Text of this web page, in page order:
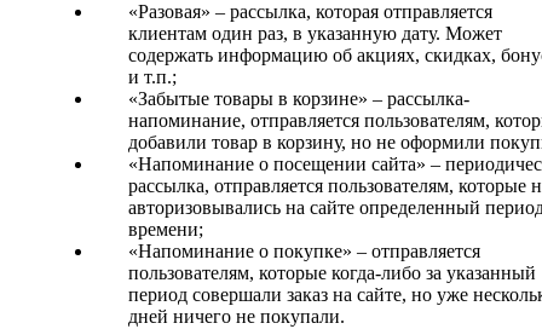
«Разовая» – рассылка, которая отправляется
клиентам один раз, в указанную дату. Может
содержать информацию об акциях, скидках,
и т.п.;
«Забытые товары в корзине» – рассылка-
напоминание, отправляется пользователям,
добавили товар в корзину, но не оформили
«Напоминание о посещении сайта» –
рассылка, отправляется пользователям, которые
авторизовывались на сайте определенный
времени;
«Напоминание о покупке» – отправляется
пользователям, которые когда-либо за указанный
период совершали заказ на сайте, но уже
дней ничего не покупали.